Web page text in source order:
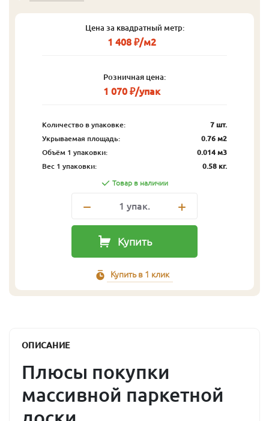
Цена за квадратный метр:
1 408 ₽/м2
Розничная цена:
1 070 ₽/упак
Количество в упаковке:
7 шт.
Укрываемая площадь:
0.76 м2
Объём 1 упаковки:
0.014 м3
Вес 1 упаковки:
0.58 кг.
Товар в наличии
1 упак.
Купить
Купить в 1 клик
ОПИСАНИЕ
Плюсы покупки
массивной паркетной